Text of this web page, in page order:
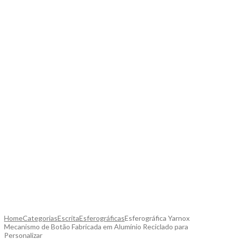
HomeCategoriasEscritaEsferográficasEsferográfica Yarnox
Mecanismo de Botão Fabricada em Alumínio Reciclado para
Personalizar